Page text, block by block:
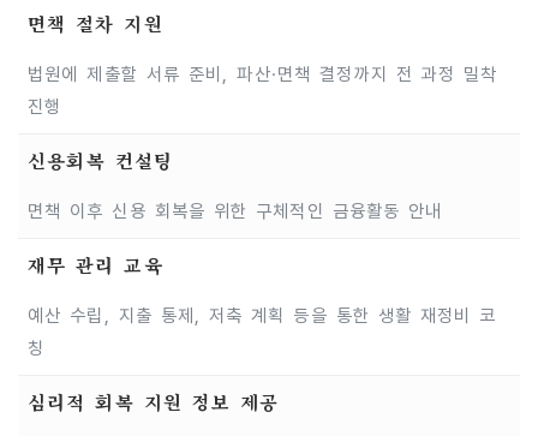
면책 절차 지원
법원에 제출할 서류 준비, 파산·면책 결정까지 전 과정 밀착
진행
신용회복 컨설팅
면책 이후 신용 회복을 위한 구체적인 금융활동 안내
재무 관리 교육
예산 수립, 지출 통제, 저축 계획 등을 통한 생활 재정비 코
칭
심리적 회복 지원 정보 제공